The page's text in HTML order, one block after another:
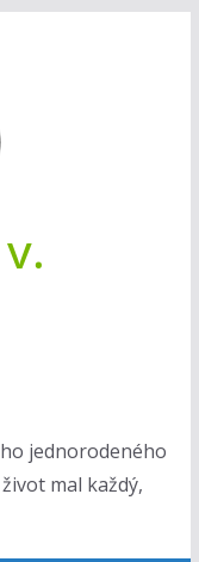
jednorodeného
mal každý,